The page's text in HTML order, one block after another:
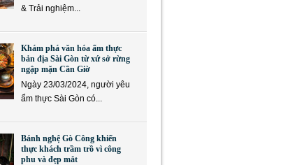
& Trải nghiệm...
Khám phá văn hóa ẩm thực
bản địa Sài Gòn từ xứ sở rừng
ngập mặn Cần Giờ
Ngày 23/03/2024, người yêu
ẩm thực Sài Gòn có...
Bánh nghệ Gò Công khiến
thực khách trầm trồ vì công
phu và đẹp mắt